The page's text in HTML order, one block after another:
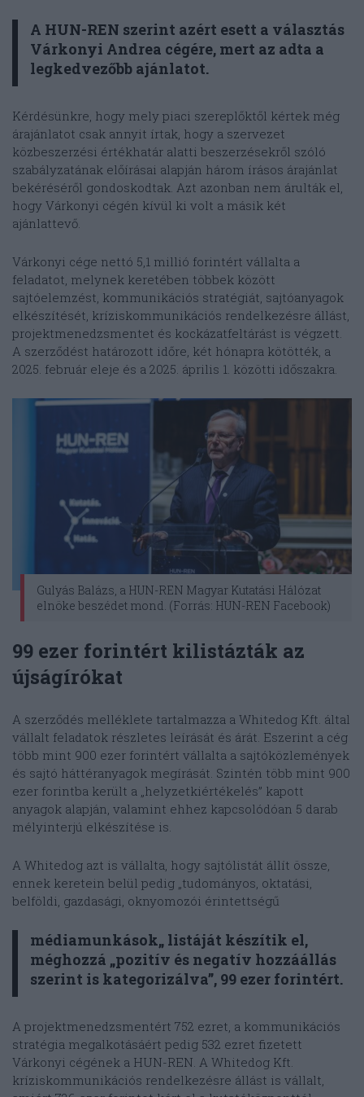
A HUN-REN szerint azért esett a választás
Várkonyi Andrea cégére, mert az adta a
legkedvezőbb ajánlatot.
Kérdésünkre, hogy mely piaci szereplőktől kértek még
árajánlatot csak annyit írtak, hogy a szervezet
közbeszerzési értékhatár alatti beszerzésekről szóló
szabályzatának előírásai alapján három írásos árajánlat
bekéréséről gondoskodtak. Azt azonban nem árulták el,
hogy Várkonyi cégén kívül ki volt a másik két
ajánlattevő.
Várkonyi cége nettó 5,1 millió forintért vállalta a
feladatot, melynek keretében többek között
sajtóelemzést, kommunikációs stratégiát, sajtóanyagok
elkészítését, kríziskommunikációs rendelkezésre állást,
projektmenedzsmentet és kockázatfeltárást is végzett.
A szerződést határozott időre, két hónapra kötötték, a
2025. február eleje és a 2025. április 1. közötti időszakra.
Gulyás Balázs, a HUN-REN Magyar Kutatási Hálózat
elnöke beszédet mond. (Forrás: HUN-REN Facebook)
99 ezer forintért kilistázták az
újságírókat
A szerződés melléklete tartalmazza a Whitedog Kft. által
vállalt feladatok részletes leírását és árát. Eszerint a cég
több mint 900 ezer forintért vállalta a sajtóközlemények
és sajtó háttéranyagok megírását. Szintén több mint 900
ezer forintba került a „helyzetkiértékelés” kapott
anyagok alapján, valamint ehhez kapcsolódóan 5 darab
mélyinterjú elkészítése is.
A Whitedog azt is vállalta, hogy sajtólistát állít össze,
ennek keretein belül pedig „tudományos, oktatási,
belföldi, gazdasági, oknyomozói érintettségű
médiamunkások„ listáját készítik el,
méghozzá „pozitív és negatív hozzáállás
szerint is kategorizálva”, 99 ezer forintért.
A projektmenedzsmentért 752 ezret, a kommunikációs
stratégia megalkotásáért pedig 532 ezret fizetett
Várkonyi cégének a HUN-REN. A Whitedog Kft.
kríziskommunikációs rendelkezésre állást is vállalt,